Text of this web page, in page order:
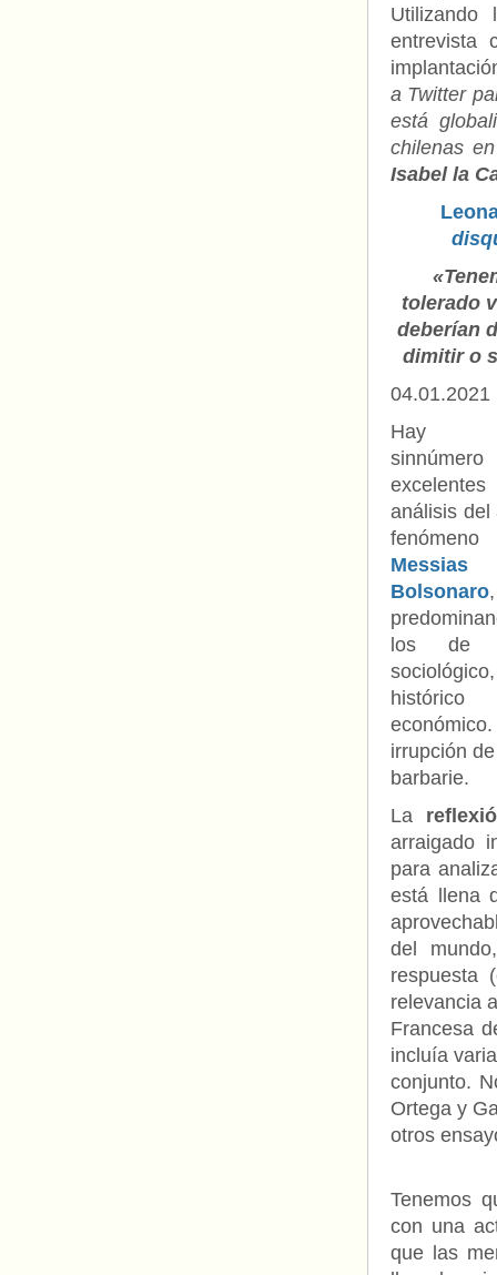
entrevista
a Twitter
está
chilenas
Isabel la
tolerado
deberían
dimitir o
04.01.2021
Hay
excelentes
análisis del
Messias
Bolsonaro,
los de
sociológico,
irrupción
barbarie.
La
arraigado
para
está llena
del
respuesta
relevancia
Francesa
incluía
conjunto.
Ortega y
otros
Tenemos
con una
que las